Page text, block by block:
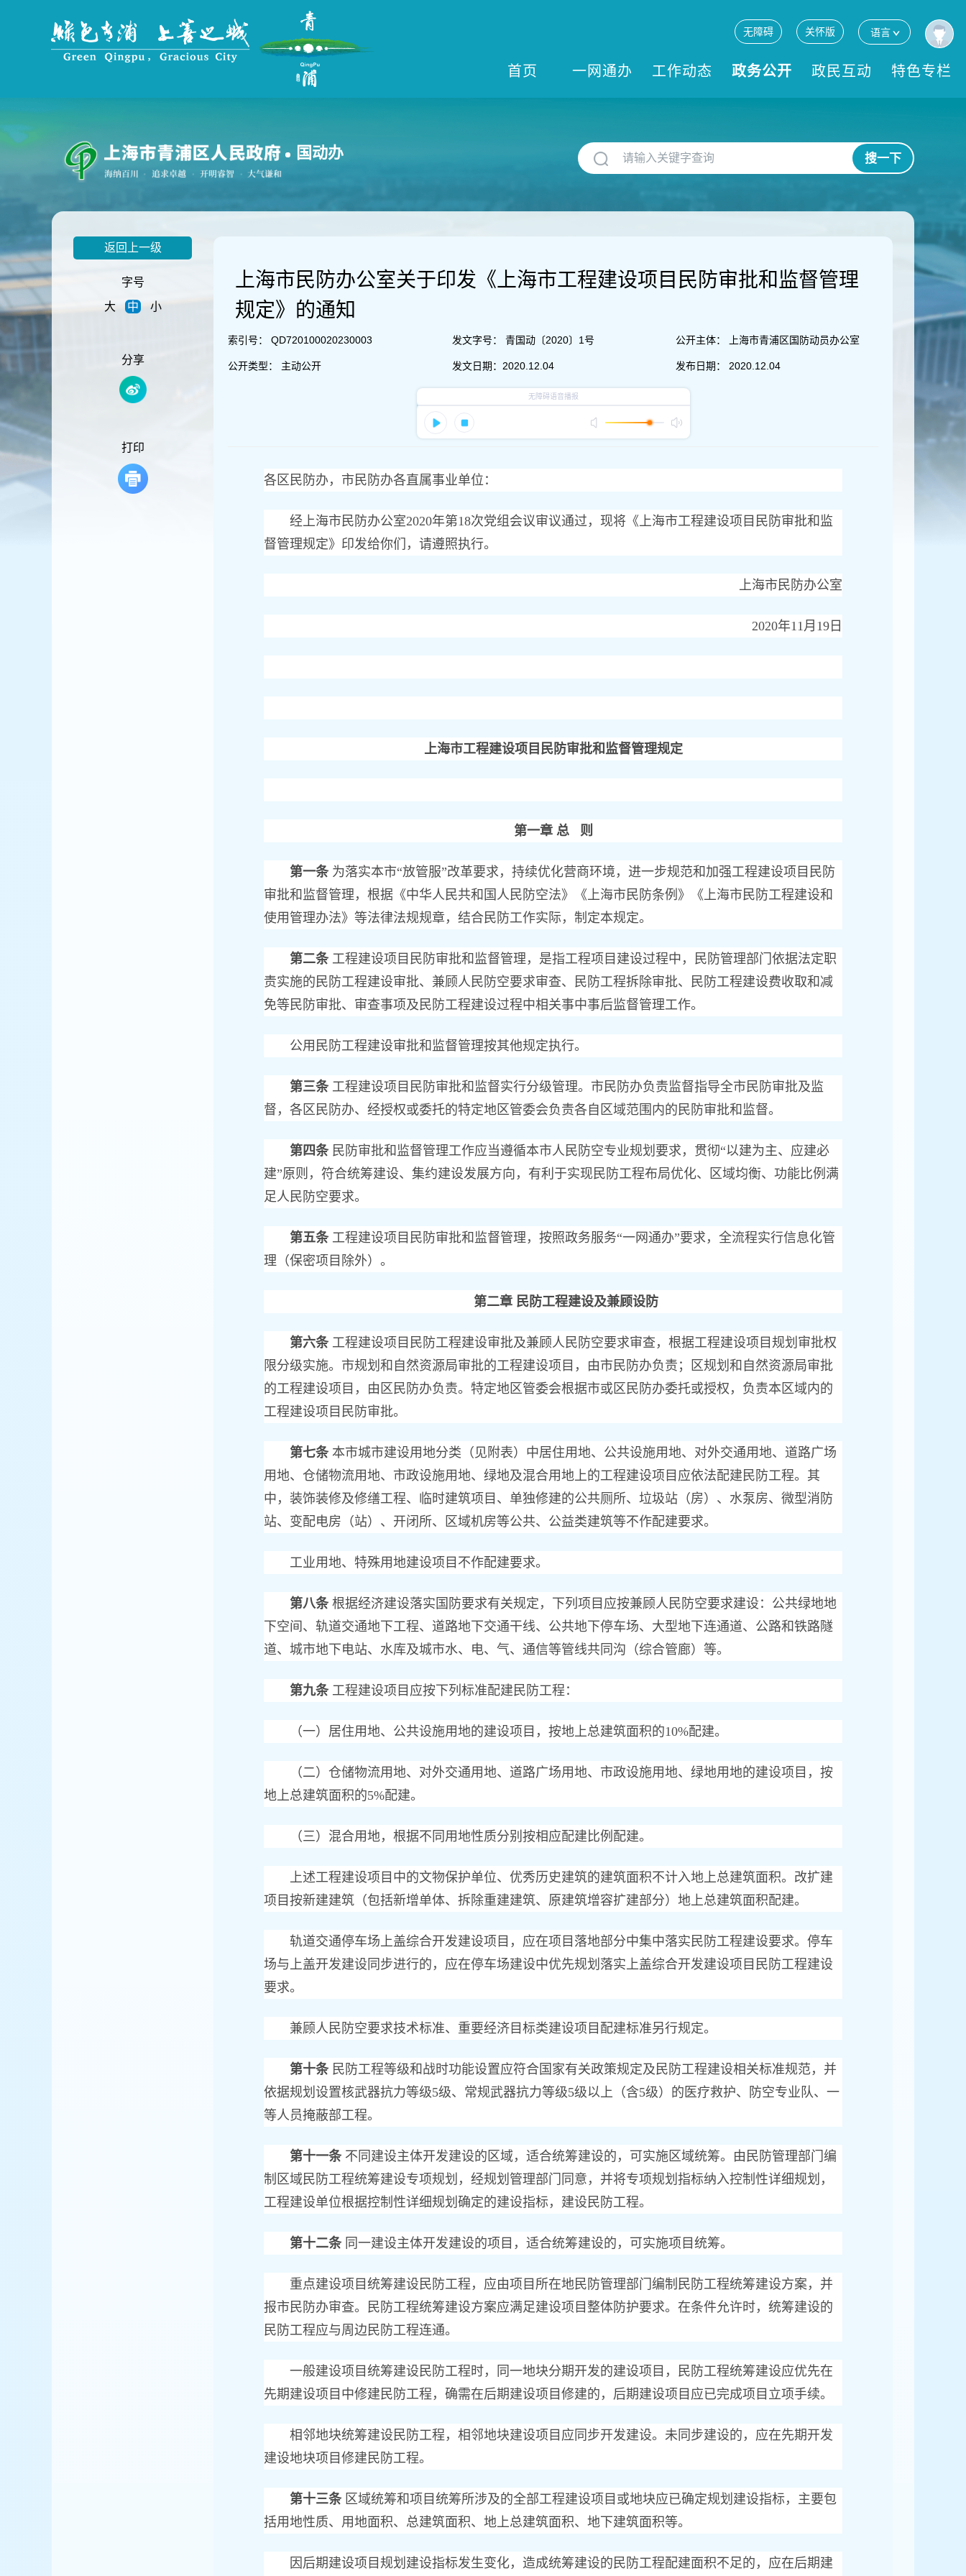
到
主
要
内
无障碍 关怀版 语言
首页 一网通办 工作动态 政务公开 政民互动 特色专栏
国动办 搜一下
返回上一级
字号
大
中 小
分享
打印
上海市民防办公室关于印发《上海市工程建设项目民防审批和监督管理
规定》的通知
索引号： QD720100020230003
公开类型： 主动公开
发文字号： 青国动〔2020〕1号
发文日期： 2020.12.04
公开主体： 上海市青浦区国防动员办公室
发布日期： 2020.12.04
各区民防办，市民防办各直属事业单位：
经上海市民防办公室2020年第18次党组会议审议通过，现将《上海市工程建设项目民防审批和监
督管理规定》印发给你们，请遵照执行。
上海市民防办公室
2020年11月19日
上海市工程建设项目民防审批和监督管理规定
第一章 总 则
第一条 为落实本市“放管服”改革要求，持续优化营商环境，进一步规范和加强工程建设项目民防
审批和监督管理，根据《中华人民共和国人民防空法》《上海市民防条例》《上海市民防工程建设和
使用管理办法》等法律法规规章，结合民防工作实际，制定本规定。
第二条 工程建设项目民防审批和监督管理，是指工程项目建设过程中，民防管理部门依据法定职
责实施的民防工程建设审批、兼顾人民防空要求审查、民防工程拆除审批、民防工程建设费收取和减
免等民防审批、审查事项及民防工程建设过程中相关事中事后监督管理工作。
公用民防工程建设审批和监督管理按其他规定执行。
第三条 工程建设项目民防审批和监督实行分级管理。市民防办负责监督指导全市民防审批及监
督，各区民防办、经授权或委托的特定地区管委会负责各自区域范围内的民防审批和监督。
第四条 民防审批和监督管理工作应当遵循本市人民防空专业规划要求，贯彻“以建为主、应建必
建”原则，符合统筹建设、集约建设发展方向，有利于实现民防工程布局优化、区域均衡、功能比例满
足人民防空要求。
第五条 工程建设项目民防审批和监督管理，按照政务服务“一网通办”要求，全流程实行信息化管
理（保密项目除外）。
第二章 民防工程建设及兼顾设防
第六条 工程建设项目民防工程建设审批及兼顾人民防空要求审查，根据工程建设项目规划审批权
限分级实施。市规划和自然资源局审批的工程建设项目，由市民防办负责；区规划和自然资源局审批
的工程建设项目，由区民防办负责。特定地区管委会根据市或区民防办委托或授权，负责本区域内的
工程建设项目民防审批。
第七条 本市城市建设用地分类（见附表）中居住用地、公共设施用地、对外交通用地、道路广场
用地、仓储物流用地、市政设施用地、绿地及混合用地上的工程建设项目应依法配建民防工程。其
中，装饰装修及修缮工程、临时建筑项目、单独修建的公共厕所、垃圾站（房）、水泵房、微型消防
站、变配电房（站）、开闭所、区域机房等公共、公益类建筑等不作配建要求。
工业用地、特殊用地建设项目不作配建要求。
第八条 根据经济建设落实国防要求有关规定，下列项目应按兼顾人民防空要求建设：公共绿地地
下空间、轨道交通地下工程、道路地下交通干线、公共地下停车场、大型地下连通道、公路和铁路隧
道、城市地下电站、水库及城市水、电、气、通信等管线共同沟（综合管廊）等。
第九条 工程建设项目应按下列标准配建民防工程：
（一）居住用地、公共设施用地的建设项目，按地上总建筑面积的10%配建。
（二）仓储物流用地、对外交通用地、道路广场用地、市政设施用地、绿地用地的建设项目，按
地上总建筑面积的5%配建。
（三）混合用地，根据不同用地性质分别按相应配建比例配建。
上述工程建设项目中的文物保护单位、优秀历史建筑的建筑面积不计入地上总建筑面积。改扩建
项目按新建建筑（包括新增单体、拆除重建建筑、原建筑增容扩建部分）地上总建筑面积配建。
轨道交通停车场上盖综合开发建设项目，应在项目落地部分中集中落实民防工程建设要求。停车
场与上盖开发建设同步进行的，应在停车场建设中优先规划落实上盖综合开发建设项目民防工程建设
要求。
兼顾人民防空要求技术标准、重要经济目标类建设项目配建标准另行规定。
第十条 民防工程等级和战时功能设置应符合国家有关政策规定及民防工程建设相关标准规范，并
依据规划设置核武器抗力等级5级、常规武器抗力等级5级以上（含5级）的医疗救护、防空专业队、一
等人员掩蔽部工程。
第十一条 不同建设主体开发建设的区域，适合统筹建设的，可实施区域统筹。由民防管理部门编
制区域民防工程统筹建设专项规划，经规划管理部门同意，并将专项规划指标纳入控制性详细规划，
工程建设单位根据控制性详细规划确定的建设指标，建设民防工程。
第十二条 同一建设主体开发建设的项目，适合统筹建设的，可实施项目统筹。
重点建设项目统筹建设民防工程，应由项目所在地民防管理部门编制民防工程统筹建设方案，并
报市民防办审查。民防工程统筹建设方案应满足建设项目整体防护要求。在条件允许时，统筹建设的
民防工程应与周边民防工程连通。
一般建设项目统筹建设民防工程时，同一地块分期开发的建设项目，民防工程统筹建设应优先在
先期建设项目中修建民防工程，确需在后期建设项目修建的，后期建设项目应已完成项目立项手续。
相邻地块统筹建设民防工程，相邻地块建设项目应同步开发建设。未同步建设的，应在先期开发
建设地块项目修建民防工程。
第十三条 区域统筹和项目统筹所涉及的全部工程建设项目或地块应已确定规划建设指标，主要包
括用地性质、用地面积、总建筑面积、地上总建筑面积、地下建筑面积等。
因后期建设项目规划建设指标发生变化，造成统筹建设的民防工程配建面积不足的，应在后期建